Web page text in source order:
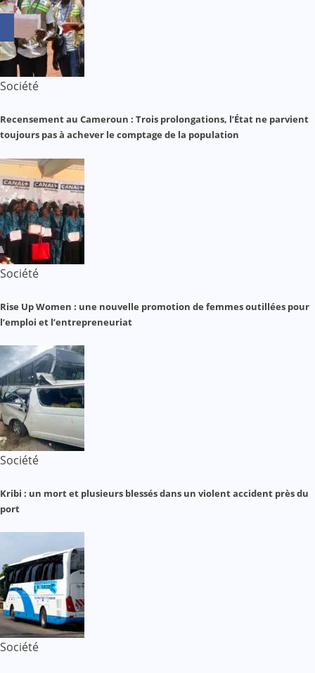
Société
Recensement au Cameroun : Trois prolongations, l’État ne parvient
toujours pas à achever le comptage de la population
Société
Rise Up Women : une nouvelle promotion de femmes outillées pour
l’emploi et l’entrepreneuriat
Société
Kribi : un mort et plusieurs blessés dans un violent accident près du
port
Société